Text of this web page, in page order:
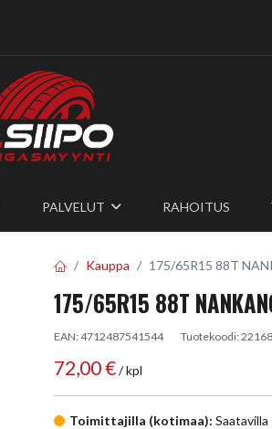
PALVELUT RAHOITUS
Kauppa 175/65R15 88T
175/65R15 88T
EAN:4712487541544 Tuotekoodi:
72,00€/ kpl
Toimittajilla (kotimaa): Saatavilla